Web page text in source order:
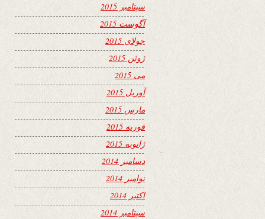
سپتامبر 2015
آگوست 2015
جولای 2015
ژوئن 2015
می 2015
آوریل 2015
مارس 2015
فوریه 2015
ژانویه 2015
دسامبر 2014
نوامبر 2014
اکتبر 2014
سپتامبر 2014